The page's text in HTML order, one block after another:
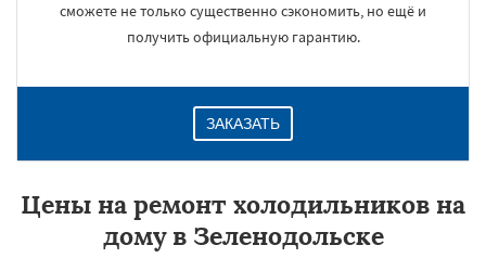
сможете не только существенно сэкономить, но ещё и
получить официальную гарантию.
ЗАКАЗАТЬ
Цены на ремонт холодильников на
дому в Зеленодольске